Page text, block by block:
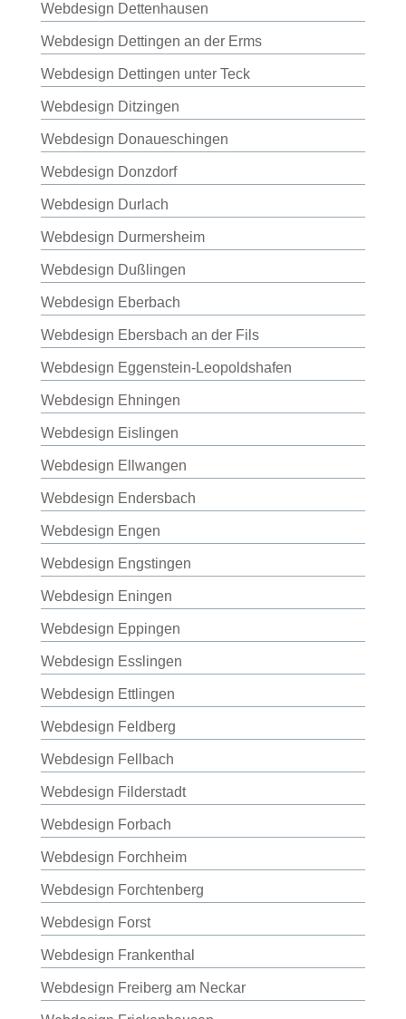
Webdesign Dettenhausen
Webdesign Dettingen an der Erms
Webdesign Dettingen unter Teck
Webdesign Ditzingen
Webdesign Donaueschingen
Webdesign Donzdorf
Webdesign Durlach
Webdesign Durmersheim
Webdesign Dußlingen
Webdesign Eberbach
Webdesign Ebersbach an der Fils
Webdesign Eggenstein-Leopoldshafen
Webdesign Ehningen
Webdesign Eislingen
Webdesign Ellwangen
Webdesign Endersbach
Webdesign Engen
Webdesign Engstingen
Webdesign Eningen
Webdesign Eppingen
Webdesign Esslingen
Webdesign Ettlingen
Webdesign Feldberg
Webdesign Fellbach
Webdesign Filderstadt
Webdesign Forbach
Webdesign Forchheim
Webdesign Forchtenberg
Webdesign Forst
Webdesign Frankenthal
Webdesign Freiberg am Neckar